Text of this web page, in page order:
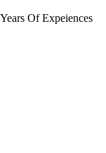
Of Expeiences